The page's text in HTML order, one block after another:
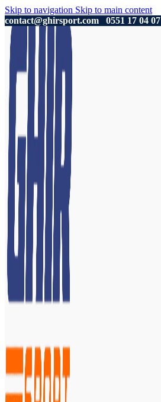
Skip to navigation Skip to main content
contact@ghirsport.com
0551 17 04 07